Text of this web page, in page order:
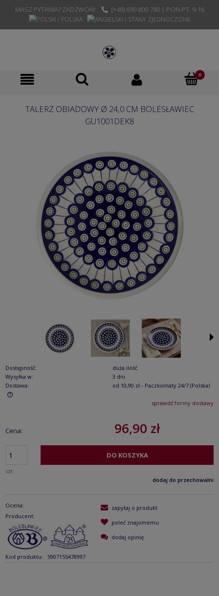
MASZ PYTANIA? ZADZWOŃ! (+48) 690 800 780 | PON-PT. 9-16
TALERZ OBIADOWY Ø 24,0 CM BOLESŁAWIEC
GU1001DEK8
Dostępność:
duża ilość
Wysyłka w:
3 dni
Dostawa:
od 10,90 zł - Paczkomaty 24/7 (Polska)
Cena nie zawiera ewentualnych kosztów płatnościsprawdź formy dostawy
Cena: 96,90 zł
szt.
DO KOSZYKA
dodaj do przechowalni
Ocena:
Producent:
Kod produktu: 5907155478997
zapytaj o produkt
poleć znajomemu
dodaj opinię